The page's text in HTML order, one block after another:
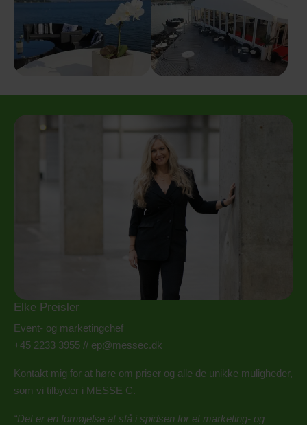
Elke Preisler
Event- og marketingchef
+45 2233 3955 // ep@messec.dk
Kontakt mig for at høre om priser og alle de unikke muligheder,
som vi tilbyder i MESSE C.
“Det er en fornøjelse at stå i spidsen for et marketing- og